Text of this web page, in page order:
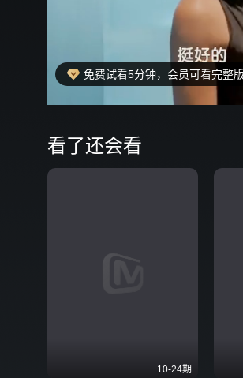
免费试看5分钟，会员可看完整版
看了还会看
10-24期